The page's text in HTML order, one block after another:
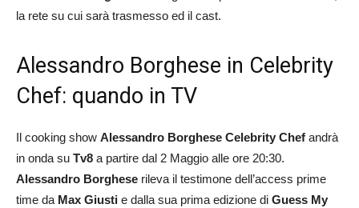
la rete su cui sarà trasmesso ed il cast.
Alessandro Borghese in Celebrity
Chef: quando in TV
Il cooking show Alessandro Borghese Celebrity Chef andrà
in onda su Tv8 a partire dal 2 Maggio alle ore 20:30.
Alessandro Borghese rileva il testimone dell’access prime
time da Max Giusti e dalla sua prima edizione di Guess My